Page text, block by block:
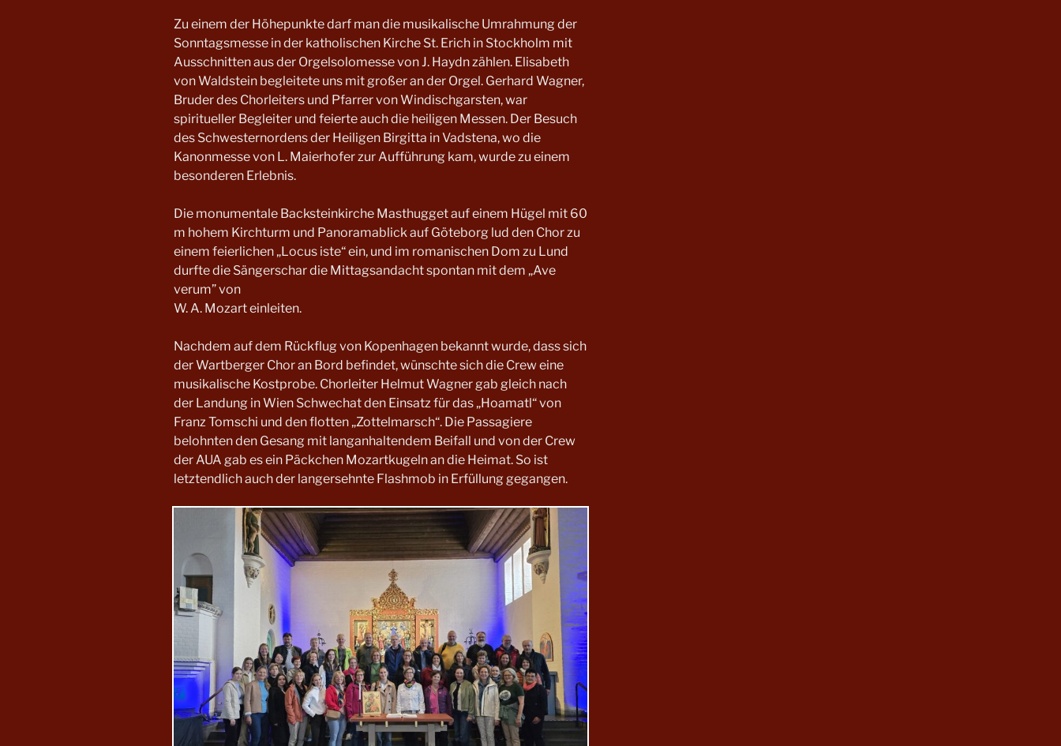
Zu einem der Höhepunkte darf man die musikalische Umrahmung der
Sonntagsmesse in der katholischen Kirche St. Erich in Stockholm mit
Ausschnitten aus der Orgelsolomesse von J. Haydn zählen. Elisabeth
von Waldstein begleitete uns mit großer an der Orgel. Gerhard Wagner,
Bruder des Chorleiters und Pfarrer von Windischgarsten, war
spiritueller Begleiter und feierte auch die heiligen Messen. Der Besuch
des Schwesternordens der Heiligen Birgitta in Vadstena, wo die
Kanonmesse von L. Maierhofer zur Aufführung kam, wurde zu einem
besonderen Erlebnis.
Die monumentale Backsteinkirche Masthugget auf einem Hügel mit 60
m hohem Kirchturm und Panoramablick auf Göteborg lud den Chor zu
einem feierlichen „Locus iste“ ein, und im romanischen Dom zu Lund
durfte die Sängerschar die Mittagsandacht spontan mit dem „Ave
verum” von
W. A. Mozart einleiten.
Nachdem auf dem Rückflug von Kopenhagen bekannt wurde, dass sich
der Wartberger Chor an Bord befindet, wünschte sich die Crew eine
musikalische Kostprobe. Chorleiter Helmut Wagner gab gleich nach
der Landung in Wien Schwechat den Einsatz für das „Hoamatl“ von
Franz Tomschi und den flotten „Zottelmarsch“. Die Passagiere
belohnten den Gesang mit langanhaltendem Beifall und von der Crew
der AUA gab es ein Päckchen Mozartkugeln an die Heimat. So ist
letztendlich auch der langersehnte Flashmob in Erfüllung gegangen.